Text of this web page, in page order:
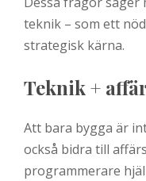
teknik – som ett
strategisk kärna.
Teknik +
Att bara bygga är
också bidra till
programmerare